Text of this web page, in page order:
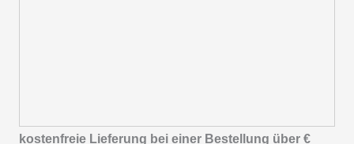
kostenfreie Lieferung bei einer Bestellung über €